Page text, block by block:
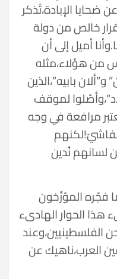
ضحايا الإبادة،تُذكر
خالص من دولة
أميل إلى أن
من هؤلاء،مثله
بابيه”،الذين
لموقف
مرافعة في وجه
لسانهم نُدين
فجّره المؤرِّخون
هذا الحوار الهادىء
الفلسطينيين،وعند
العرب،ناهيك عن